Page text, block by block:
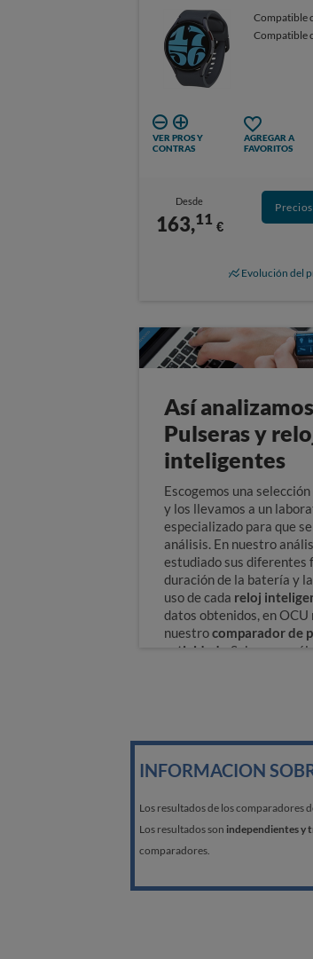
Compatible
Compatible
VER PROS Y
CONTRAS
AGREGAR A
FAVORITOS
Desde
163,11 €
Evolución del
Así
Pulseras y
inteligentes
Escogemos una selección
y los llevamos a un
especializado para que
análisis. En nuestro
estudiado sus diferentes
duración de la batería y
uso de cada reloj
datos obtenidos, en OCU
nuestrocomparador de
actividad . ¿Sabes ya
INFORMACION
Los resultados de los comparadores
Los resultados son independientes y
comparadores.